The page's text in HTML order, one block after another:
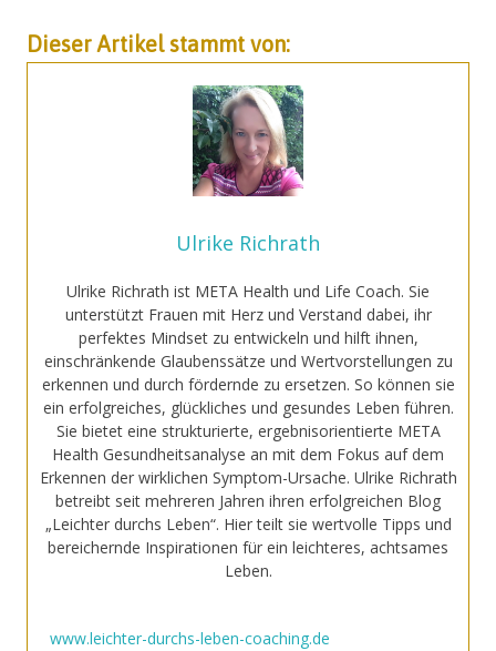
Unterbewusstsein
Dieser Artikel stammt von:
Ulrike Richrath
Ulrike Richrath ist META Health und Life Coach. Sie
unterstützt Frauen mit Herz und Verstand dabei, ihr
perfektes Mindset zu entwickeln und hilft ihnen,
einschränkende Glaubenssätze und Wertvorstellungen zu
erkennen und durch fördernde zu ersetzen. So können sie
ein erfolgreiches, glückliches und gesundes Leben führen.
Sie bietet eine strukturierte, ergebnisorientierte META
Health Gesundheitsanalyse an mit dem Fokus auf dem
Erkennen der wirklichen Symptom-Ursache. Ulrike Richrath
betreibt seit mehreren Jahren ihren erfolgreichen Blog
„Leichter durchs Leben“. Hier teilt sie wertvolle Tipps und
bereichernde Inspirationen für ein leichteres, achtsames
Leben.
www.leichter-durchs-leben-coaching.de